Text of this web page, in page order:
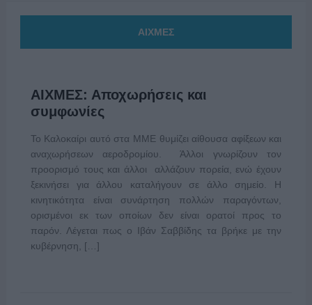
ΑΙΧΜΕΣ
ΑΙΧΜΕΣ: Αποχωρήσεις και
συμφωνίες
Το Καλοκαίρι αυτό στα ΜΜΕ θυμίζει αίθουσα αφίξεων και
αναχωρήσεων αεροδρομίου. Άλλοι γνωρίζουν τον
προορισμό τους και άλλοι αλλάζουν πορεία, ενώ έχουν
ξεκινήσει για άλλου καταλήγουν σε άλλο σημείο. Η
κινητικότητα είναι συνάρτηση πολλών παραγόντων,
ορισμένοι εκ των οποίων δεν είναι ορατοί προς το
παρόν. Λέγεται πως ο Ιβάν Σαββίδης τα βρήκε με την
κυβέρνηση, […]